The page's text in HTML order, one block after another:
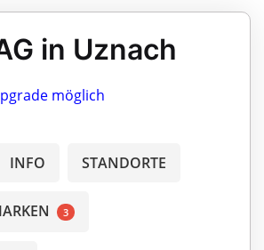
in Uznach
möglich
INFO STANDORTE
3